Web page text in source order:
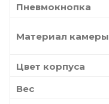
Пневмокнопка
Материал камеры
Цвет корпуса
Вес